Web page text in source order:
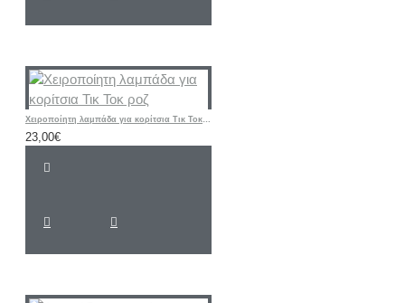
Χειροποίητη λαμπάδα για κορίτσια Τικ Τοκ ροζ
23,00€